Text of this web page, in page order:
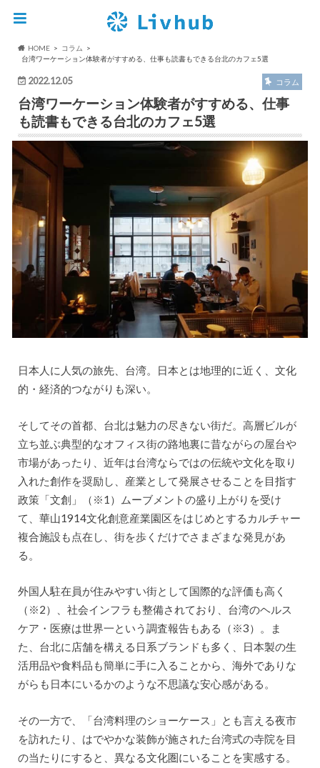
HOME
コラム
台湾ワーケーション体験者がすすめる、仕事も読書もできる台北のカフェ5選
2022.12.05 コラム
台湾ワーケーション体験者がすすめる、仕事
も読書もできる台北のカフェ5選
日本人に人気の旅先、台湾。日本とは地理的に近く、文化
的・経済的つながりも深い。
そしてその首都、台北は魅力の尽きない街だ。高層ビルが
立ち並ぶ典型的なオフィス街の路地裏に昔ながらの屋台や
市場があったり、近年は台湾ならではの伝統や文化を取り
入れた創作を奨励し、産業として発展させることを目指す
政策「文創」（※1）ムーブメントの盛り上がりを受け
て、華山1914文化創意産業園区をはじめとするカルチャー
複合施設も点在し、街を歩くだけでさまざまな発見があ
る。
外国人駐在員が住みやすい街として国際的な評価も高く
（※2）、社会インフラも整備されており、台湾のヘルス
ケア・医療は世界一という調査報告もある（※3）。ま
た、台北に店舗を構える日系ブランドも多く、日本製の生
活用品や食料品も簡単に手に入ることから、海外でありな
がらも日本にいるかのような不思議な安心感がある。
その一方で、「台湾料理のショーケース」とも言える夜市
を訪れたり、はでやかな装飾が施された台湾式の寺院を目
の当たりにすると、異なる文化圏にいることを実感する。